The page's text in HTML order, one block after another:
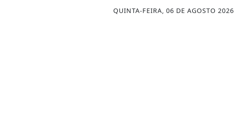
QUINTA-FEIRA, 06 DE AGOSTO 2026